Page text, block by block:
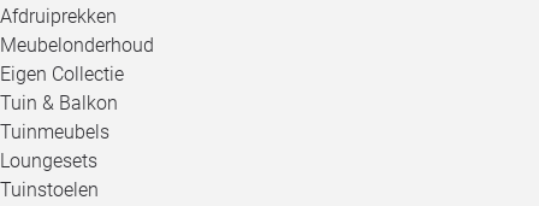
Afdruiprekken
Meubelonderhoud
Eigen Collectie
Tuin & Balkon
Tuinmeubels
Loungesets
Tuinstoelen